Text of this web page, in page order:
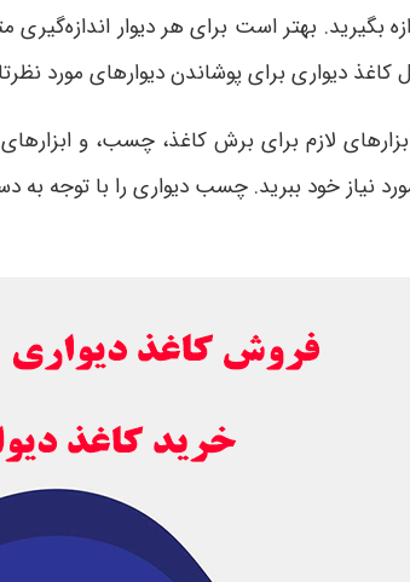
بگیرید. بهتر است برای هر دیوار
دیواری برای پوشاندن دیوارهای مورد
لازم برای برش کاغذ، چسب، و
نیاز خود ببرید. چسب دیواری را با توجه به